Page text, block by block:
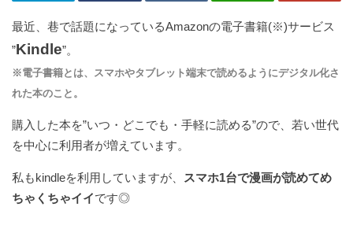
最近、巷で話題になっているAmazonの電子書籍(※)サービス
”Kindle”。
※電子書籍とは、スマホやタブレット端末で読めるようにデジタル化さ
れた本のこと。
購入した本を”いつ・どこでも・手軽に読める”ので、若い世代
を中心に利用者が増えています。
私もkindleを利用していますが、
スマホ1台で漫画が読めてめ
ちゃくちゃイイです◎